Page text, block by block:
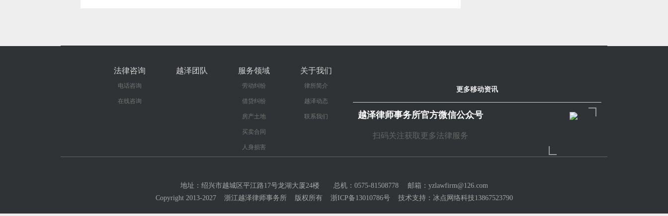
地址：绍兴市越城区平江路17号龙湖大厦24楼 总机：0575-81508778 邮箱：yzlawfirm@126.com
Copyright 2013-2027 浙江越泽律师事务所 版权所有 浙ICP备13010786号 技术支持： 冰点网络科技13867523790
更多移动资讯
越泽律师事务所官方微信公众号
扫码关注获取更多法律服务
法律咨询
电话咨询
在线咨询
越泽团队 服务领域
劳动纠纷
借贷纠纷
房产土地
买卖合同
人身损害
关于我们
律所简介
越泽动态
联系我们